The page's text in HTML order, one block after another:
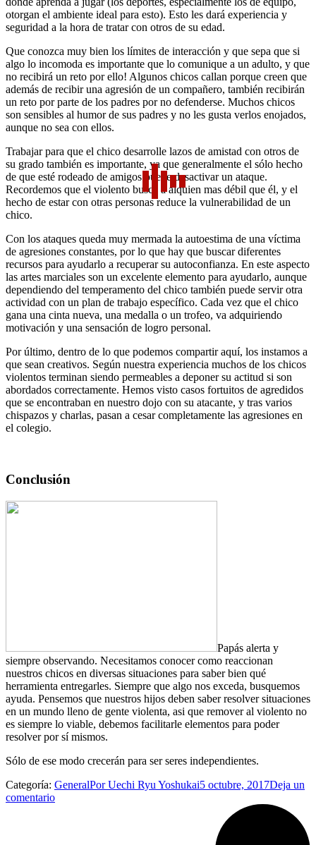
otorgan el ambiente ideal para esto). Esto les dará experiencia y
seguridad a la hora de tratar con otros de su edad.
Que conozca muy bien los límites de interacción y que sepa que si
algo lo incomoda es importante que lo comunique a un adulto, y que
no recibirá un reto por ello! Algunos chicos callan porque creen que
además de recibir una agresión de un compañero, también recibirán
un reto por parte de los padres por no defenderse. Muchos chicos
son sensibles al humor de sus padres y no les gusta verlos enojados,
aunque no sea con ellos.
Trabajar para que el chico desarrolle lazos de amistad con otros de
su grado también es importante, ya que generalmente el sólo hecho
de que esté rodeado de amigos puede desactivar un ataque.
Recordemos que el violento busca a alquien mas débil que él, y el
hecho de estar con otras personas reduce la vulnerabilidad de un
chico.
Con los ataques queda muy mermada la autoestima de una víctima
de agresiones constantes, por lo que hay que buscar diferentes
recursos para ayudarlo a recuperar su autoconfianza. En este aspecto
las artes marciales son un excelente elemento para ayudarlo, aunque
dependiendo del temperamento del chico también puede servir otra
actividad con un plan de trabajo específico. Cada vez que el chico
gana una cinta nueva, una medalla o un trofeo, va adquiriendo
motivación y una sensación de logro personal.
Por último, dentro de lo que podemos compartir aquí, los instamos a
que sean creativos. Según nuestra experiencia muchos de los chicos
violentos terminan siendo permeables a deponer su actitud si son
abordados correctamente. Hemos visto casos fortuitos de agredidos
que se encontraban en nuestro dojo con su atacante, y tras varios
chispazos y charlas, pasan a cesar completamente las agresiones en
el colegio.
Conclusión
Papás alerta y
siempre observando. Necesitamos conocer como reaccionan
nuestros chicos en diversas situaciones para saber bien qué
herramienta entregarles. Siempre que algo nos exceda, busquemos
ayuda. Pensemos que nuestros hijos deben saber resolver situaciones
en un mundo lleno de gente violenta, asi que remover al violento no
es siempre lo viable, debemos facilitarle elementos para poder
resolver por sí mismos.
Sólo de ese modo crecerán para ser seres independientes.
Categoría: GeneralPorUechi Ryu Yoshukai5 octubre, 2017Deja un
comentario